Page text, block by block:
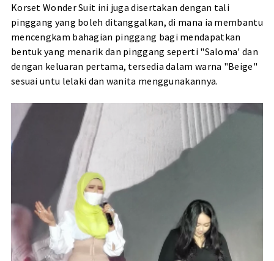
Korset Wonder Suit ini juga disertakan dengan tali
pinggang yang boleh ditanggalkan, di mana ia membantu
mencengkam bahagian pinggang bagi mendapatkan
bentuk yang menarik dan pinggang seperti "Saloma' dan
dengan keluaran pertama, tersedia dalam warna "Beige"
sesuai untu lelaki dan wanita menggunakannya.